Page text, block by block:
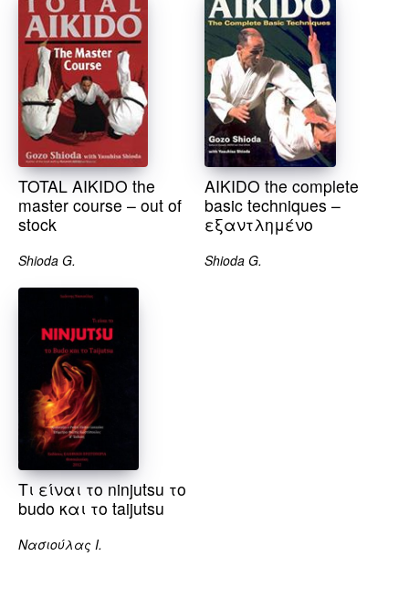
TOTAL AIKIDO the
master course – out of
stock
Shioda G.
AIKIDO the complete
basic techniques –
εξαντλημένο
Shioda G.
Τι είναι το ninjutsu το
budo και το taijutsu
Νασιούλας Ι.